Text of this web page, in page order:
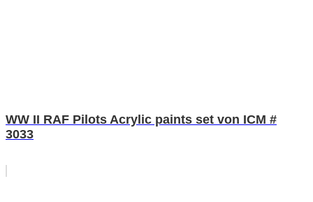
WW II RAF Pilots Acrylic paints set von ICM #
3033